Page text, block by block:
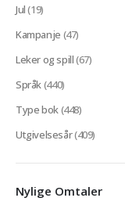
Jul(19)
Kampanje (47)
Leker og spill(67)
Språk(440)
Type bok(448)
Utgivelsesår(409)
Nylige Omtaler